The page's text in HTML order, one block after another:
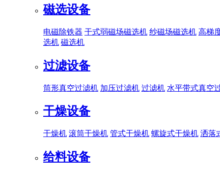
磁选设备
电磁除铁器 干式弱磁场磁选机 纱磁场磁选机 高梯
选机 磁选机
过滤设备
筒形真空过滤机 加压过滤机 过滤机 水平带式真空
干燥设备
干燥机 滚筒干燥机 管式干燥机 螺旋式干燥机 洒落
给料设备